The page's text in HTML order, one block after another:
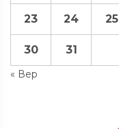
« Вер
23 24 25
30 31